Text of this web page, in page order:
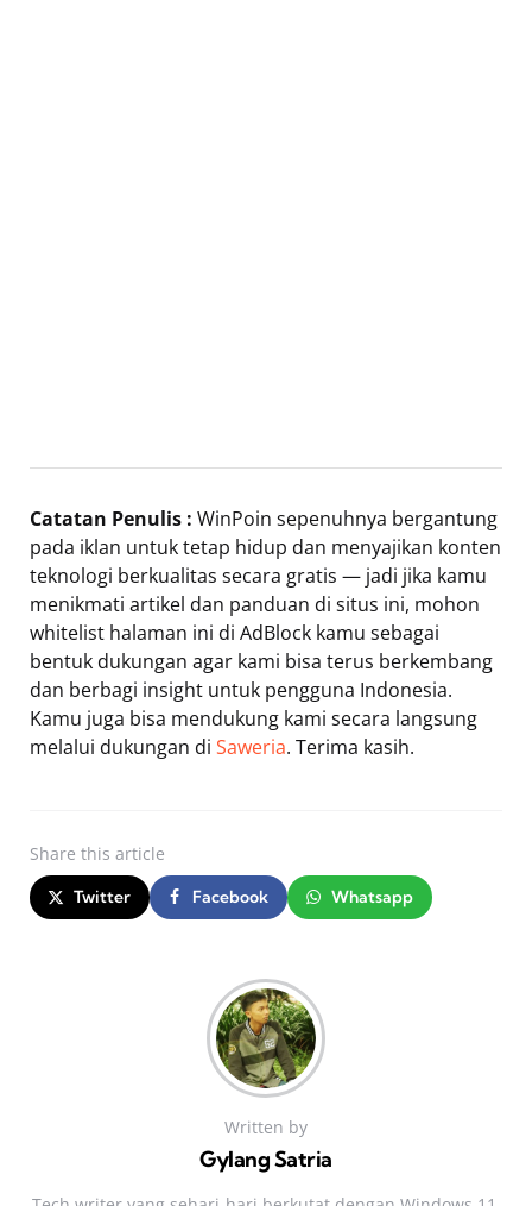
Catatan Penulis : WinPoin sepenuhnya bergantung
pada iklan untuk tetap hidup dan menyajikan konten
teknologi berkualitas secara gratis — jadi jika kamu
menikmati artikel dan panduan di situs ini, mohon
whitelist halaman ini di AdBlock kamu sebagai
bentuk dukungan agar kami bisa terus berkembang
dan berbagi insight untuk pengguna Indonesia.
Kamu juga bisa mendukung kami secara langsung
melalui dukungan di Saweria. Terima kasih.
Share this article
Twitter Facebook Whatsapp
Written by
Gylang Satria